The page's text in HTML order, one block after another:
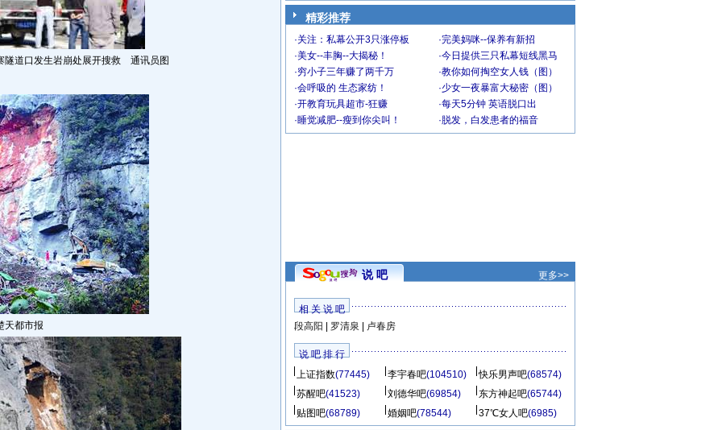
道口发生岩崩处展开搜救 通讯员图
天都市报
精彩推荐
·关注：私幕公开3只涨停板 ·完美妈咪--保养有新招
·美女--丰胸--大揭秘！ ·今日提供三只私幕短线黑马
·穷小子三年赚了两千万 ·教你如何掏空女人钱（图）
·会呼吸的 生态家纺！ ·少女一夜暴富大秘密（图）
·开教育玩具超市-狂赚 ·每天5分钟 英语脱口出
·睡觉减肥--瘦到你尖叫！ · 脱发，白发患者的福音
说 吧 更多>>
相 关 说 吧
段高阳
罗清泉 卢春房
说 吧 排 行
上证指数(77445) 李宇春吧(104510) 快乐男声吧(68574)
苏醒吧(41523) 刘德华吧(69854) 东方神起吧(65744)
贴图吧(68789) 婚姻吧(78544) 37℃女人吧(6985)